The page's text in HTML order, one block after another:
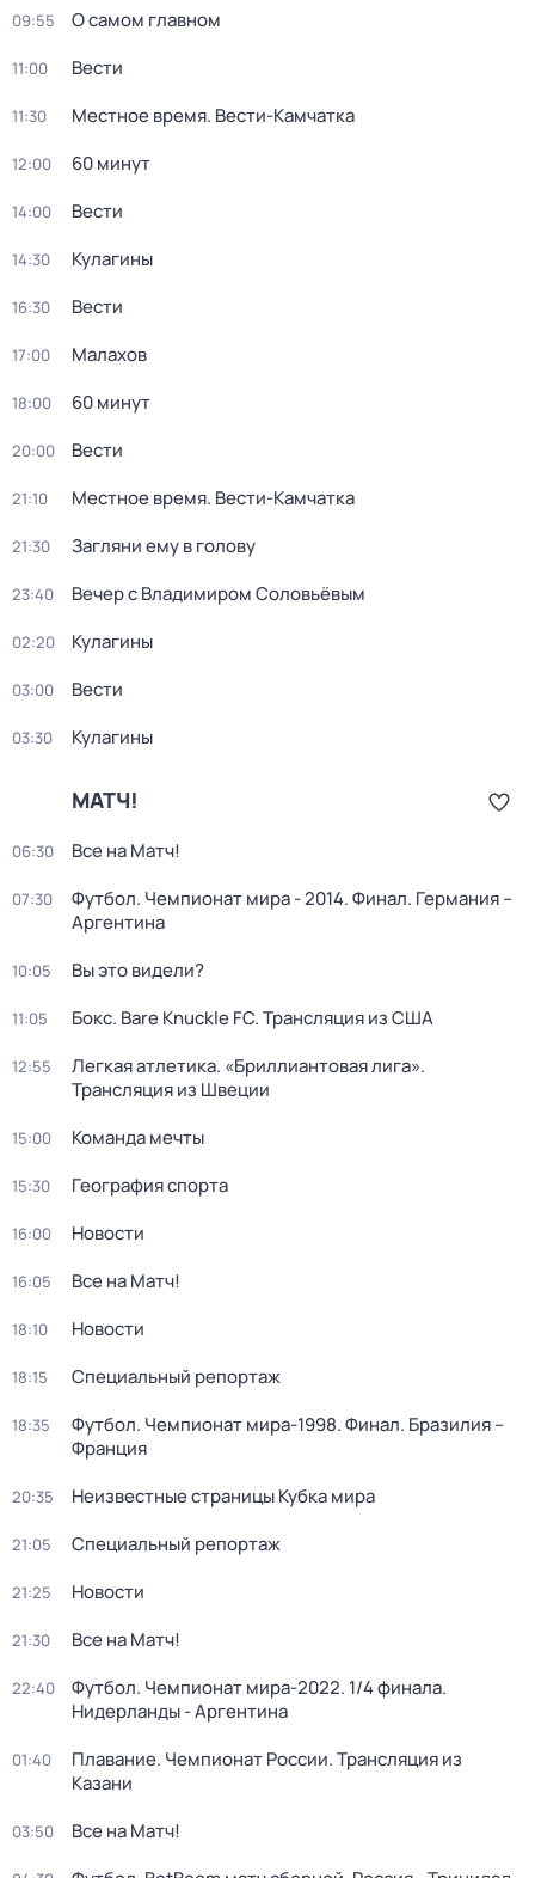
09:55 О самом главном
11:00 Вести
11:30 Местное время. Вести-Камчатка
12:00 60 минут
14:00 Вести
14:30 Кулагины
16:30 Вести
17:00 Малахов
18:00 60 минут
20:00 Вести
21:10 Местное время. Вести-Камчатка
21:30 Загляни ему в голову
23:40 Вечер с Владимиром Соловьёвым
02:20 Кулагины
03:00 Вести
03:30 Кулагины
МАТЧ!
06:30 Все на Матч!
07:30
Футбол. Чемпионат мира - 2014. Финал. Германия –
Аргентина
10:05 Вы это видели?
11:05 Бокс. Bare Knuckle FC. Трансляция из США
12:55
Легкая атлетика. «Бриллиантовая лига».
Трансляция из Швеции
15:00 Команда мечты
15:30 География спорта
16:00 Новости
16:05 Все на Матч!
18:10 Новости
18:15 Специальный репортаж
18:35
Футбол. Чемпионат мира-1998. Финал. Бразилия –
Франция
20:35 Неизвестные страницы Кубка мира
21:05 Специальный репортаж
21:25 Новости
21:30 Все на Матч!
22:40
Футбол. Чемпионат мира-2022. 1/4 финала.
Нидерланды - Аргентина
01:40
Плавание. Чемпионат России. Трансляция из
Казани
03:50 Все на Матч!